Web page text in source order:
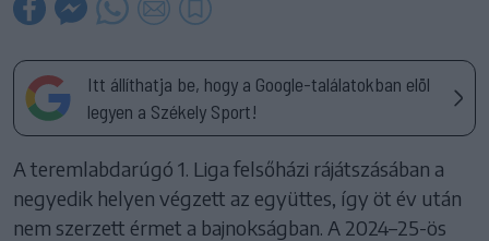
Itt állíthatja be, hogy a Google-találatokban elöl
legyen a Székely Sport!
A teremlabdarúgó 1. Liga felsőházi rájátszásában a
negyedik helyen végzett az együttes, így öt év után
nem szerzett érmet a bajnokságban. A 2024–25-ös